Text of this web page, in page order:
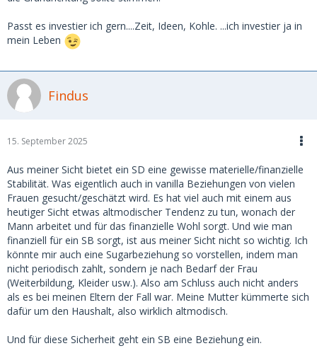
Passt es investier ich gern....Zeit, Ideen, Kohle. ...ich investier ja in
mein Leben
Findus
15. September 2025
Aus meiner Sicht bietet ein SD eine gewisse materielle/finanzielle
Stabilität. Was eigentlich auch in vanilla Beziehungen von vielen
Frauen gesucht/geschätzt wird. Es hat viel auch mit einem aus
heutiger Sicht etwas altmodischer Tendenz zu tun, wonach der
Mann arbeitet und für das finanzielle Wohl sorgt. Und wie man
finanziell für ein SB sorgt, ist aus meiner Sicht nicht so wichtig. Ich
könnte mir auch eine Sugarbeziehung so vorstellen, indem man
nicht periodisch zahlt, sondern je nach Bedarf der Frau
(Weiterbildung, Kleider usw.). Also am Schluss auch nicht anders
als es bei meinen Eltern der Fall war. Meine Mutter kümmerte sich
dafür um den Haushalt, also wirklich altmodisch.
Und für diese Sicherheit geht ein SB eine Beziehung ein.